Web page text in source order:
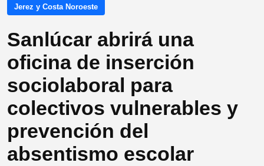
Jerez y Costa Noroeste
Sanlúcar abrirá una
oficina de inserción
sociolaboral para
colectivos vulnerables y
prevención del
absentismo escolar